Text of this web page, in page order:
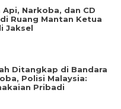
Narkoba, dan CD
Ruang Mantan Ketua
Jaksel
Ditangkap di Bandara
Polisi Malaysia:
Pribadi